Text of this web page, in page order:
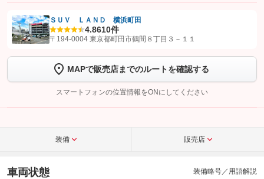
【STEP1】認証画面でグーネットを友だち追加してから「許可する」ボタンを押
トーク画面で
ボタンをタップして問い合わせを
完了してください。
こちら
ＳＵＶ ＬＡＮＤ 横浜町田
4.8610件
〒194-0004 東京都町田市鶴間８丁目３－１１
MAPで販売店までのルートを確認する
スマートフォンの位置情報をONにしてください
装備 販売店
車両状態 装備略号／用語解説